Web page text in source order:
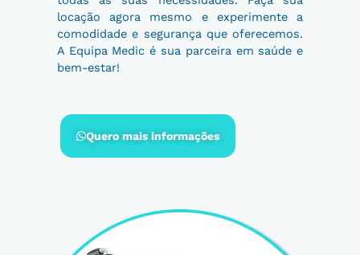
locação agora mesmo e experimente a
comodidade e segurança que oferecemos.
A Equipa Medic é sua parceira em saúde e
bem-estar!
Quero mais informações